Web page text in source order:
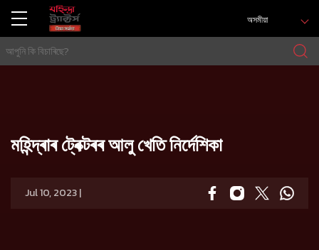
অসমীয়া
মহিন্দ্ৰাৰ ট্ৰেক্টৰৰ আলু খেতি নিৰ্দেশিকা
Jul 10, 2023 |